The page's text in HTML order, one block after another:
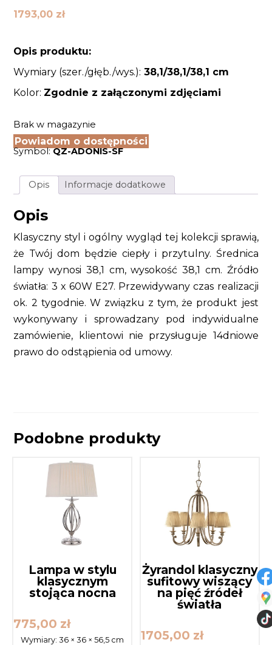
1793,00 zł
Opis produktu:
Wymiary (szer./głęb./wys.): 38,1/38,1/38,1 cm
Kolor: Zgodnie z załączonymi zdjęciami
Brak w magazynie
Powiadom o dostępności
Symbol:QZ-ADONIS-SF
Opis Informacje dodatkowe
Opis
Klasyczny styl i ogólny wygląd tej kolekcji sprawią,
że Twój dom będzie ciepły i przytulny. Średnica
lampy wynosi 38,1 cm, wysokość 38,1 cm. Źródło
światła: 3 x 60W E27. Przewidywany czas realizacji
ok. 2 tygodnie. W związku z tym, że produkt jest
wykonywany i sprowadzany pod indywidualne
zamówienie, klientowi nie przysługuje 14dniowe
prawo do odstąpienia od umowy.
Podobne produkty
Lampa w stylu
klasycznym
stojąca nocna
775,00 zł
Wymiary:36 × 36 × 56,5 cm
Żyrandol klasyczny
sufitowy wiszący
na pięć źródeł
światła
1705,00 zł